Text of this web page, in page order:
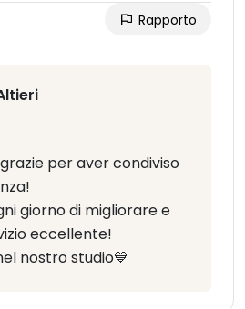
Rapporto
per aver condiviso
giorno di migliorare e
eccellente!
nostro studio💙